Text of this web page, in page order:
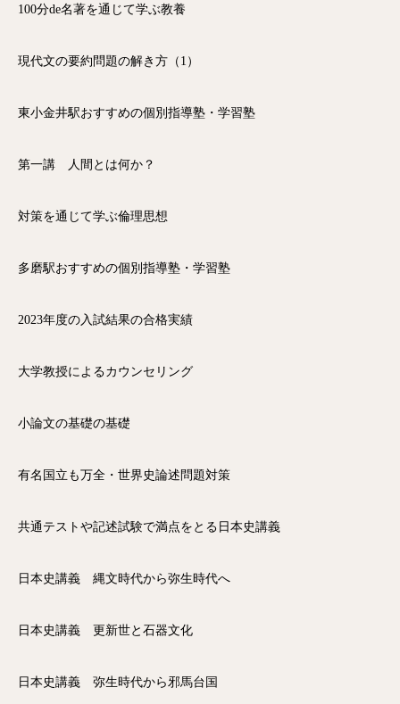
100分de名著を通じて学ぶ教養
現代文の要約問題の解き方（1）
東小金井駅おすすめの個別指導塾・学習塾
第一講 人間とは何か？
対策を通じて学ぶ倫理思想
多磨駅おすすめの個別指導塾・学習塾
2023年度の入試結果の合格実績
大学教授によるカウンセリング
小論文の基礎の基礎
有名国立も万全・世界史論述問題対策
共通テストや記述試験で満点をとる日本史講義
日本史講義 縄文時代から弥生時代へ
日本史講義 更新世と石器文化
日本史講義 弥生時代から邪馬台国